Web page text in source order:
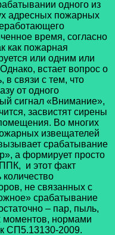
одного из
адресных пожарных
время, согласно
как пожарная
или одним или
встает вопрос о
в связи с тем, что
от одного
сигнал «Внимание»,
засвистят сирены
Во многих
извещателей
срабатывание
а формирует просто
и этот факт
количество
не связанных с
срабатывание
– пар, пыль,
моментов, нормами
СП5.13130-2009.